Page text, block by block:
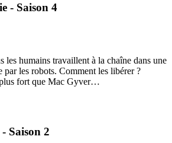
- Saison 4
les humains travaillent à la chaîne dans une
par les robots. Comment les libérer ?
fort que Mac Gyver…
Saison 2